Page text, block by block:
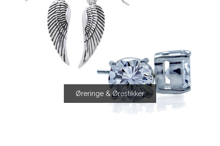
Øreringe & Ørestikker